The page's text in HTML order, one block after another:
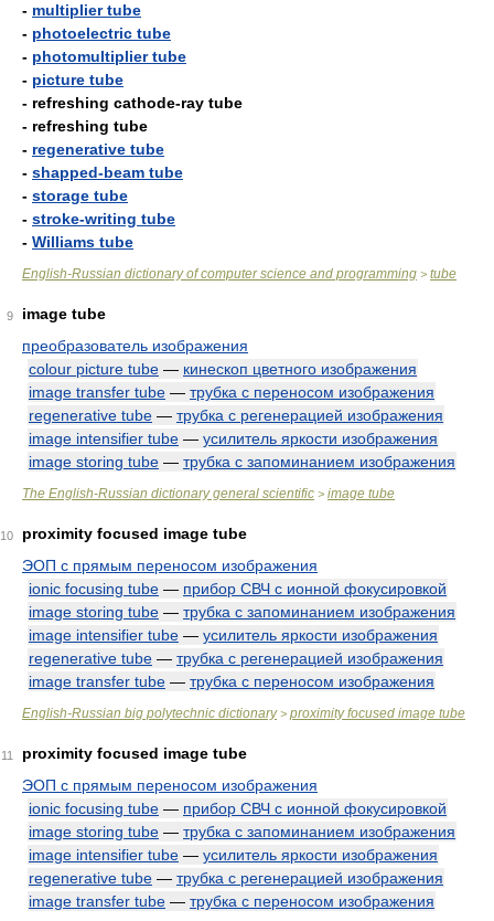
- multiplier tube
- photoelectric tube
- photomultiplier tube
- picture tube
- refreshing cathode-ray tube
- refreshing tube
- regenerative tube
- shapped-beam tube
- storage tube
- stroke-writing tube
- Williams tube
English-Russian dictionary of computer science and programming > tube
9
image tube
преобразователь изображения
colour picture tube — кинескоп цветного изображения
image transfer tube — трубка с переносом изображения
regenerative tube — трубка с регенерацией изображения
image intensifier tube — усилитель яркости изображения
image storing tube — трубка с запоминанием изображения
The English-Russian dictionary general scientific > image tube
10
proximity focused image tube
ЭОП с прямым переносом изображения
ionic focusing tube — прибор СВЧ с ионной фокусировкой
image storing tube — трубка с запоминанием изображения
image intensifier tube — усилитель яркости изображения
regenerative tube — трубка с регенерацией изображения
image transfer tube — трубка с переносом изображения
English-Russian big polytechnic dictionary> proximity focused image tube
11
proximity focused image tube
ЭОП с прямым переносом изображения
ionic focusing tube — прибор СВЧ с ионной фокусировкой
image storing tube — трубка с запоминанием изображения
image intensifier tube — усилитель яркости изображения
regenerative tube — трубка с регенерацией изображения
image transfer tube — трубка с переносом изображения